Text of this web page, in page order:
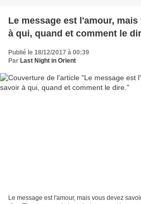
Le message est l'amour,
à qui, quand et comment le
Publié le 18/12/2017 à 00:39
Par Last Night in Orient
Le message est l'amour, mais vous devez